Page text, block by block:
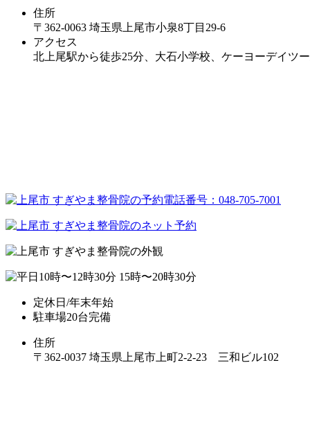
住所
〒362-0063 埼玉県上尾市小泉8丁目29‐6
アクセス
北上尾駅から徒歩25分、大石小学校、ケーヨーデイツ
定休日/年末年始
駐車場20台完備
住所
〒362-0037 埼玉県上尾市上町2-2-23 三和ビル102